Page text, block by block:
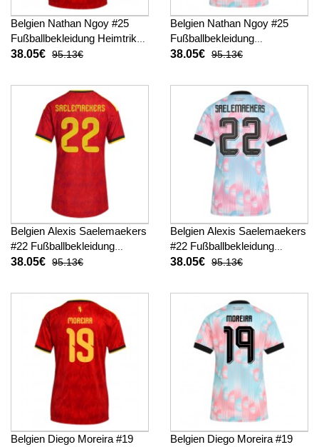
Belgien Nathan Ngoy #25
Fußballbekleidung Heimtrikot
Damen WM 2026 Kurzarm
38.05€ 95.13€
Belgien Nathan Ngoy #25
Fußballbekleidung
Auswärtstrikot Damen WM
38.05€ 95.13€
Belgien Alexis Saelemaekers
#22 Fußballbekleidung
Heimtrikot Damen WM 2026
38.05€ 95.13€
Belgien Alexis Saelemaekers
#22 Fußballbekleidung
Auswärtstrikot Damen WM
38.05€ 95.13€
Belgien Diego Moreira #19
Belgien Diego Moreira #19